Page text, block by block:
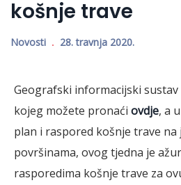
košnje trave
Novosti 28. travnja 2020.
Geografski informacijski sustav
kojeg možete pronaći ovdje, a
plan i raspored košnje trave na
površinama, ovog tjedna je
rasporedima košnje trave za